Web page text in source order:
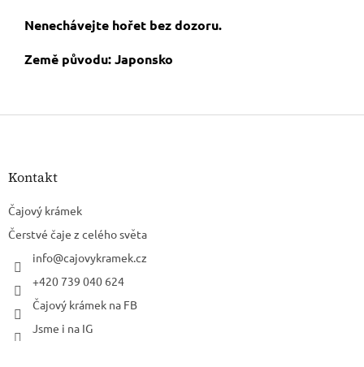
Nenechávejte hořet bez dozoru.
Země původu: Japonsko
Z
Kontakt
Čajový krámek
Čerstvé čaje z celého světa
info@cajovykramek.cz
+420 739 040 624
Čajový krámek na FB
Jsme i na IG